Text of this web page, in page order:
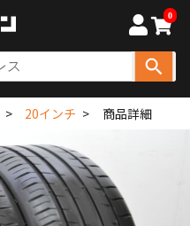
0
20インチ 商品詳細